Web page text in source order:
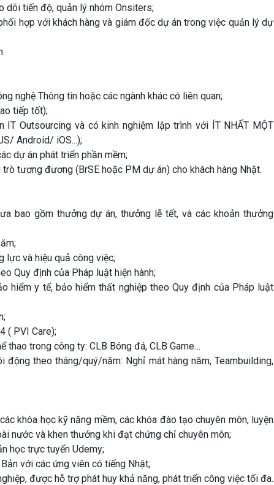
dõi tiến độ, quản lý nhóm Onsiters;
hợp với khách hàng và giám đốc dự án trong việc quản lý dự
nghệ Thông tin hoặc các ngành khác có liên quan;
tiếp tốt);
IT Outsourcing và có kinh nghiệm lập trình với ÍT NHẤT MỘT
Android/ iOS...);
dự án phát triển phần mềm;
tương đương (BrSE hoặc PM dự án) cho khách hàng Nhật.
bao gồm thưởng dự án, thưởng lễ tết, và các khoản thưởng
lực và hiệu quả công việc;
Quy định của Pháp luật hiện hành;
hiểm y tế, bảo hiểm thất nghiệp theo Quy định của Pháp luật
( PVI Care);
thao trong công ty: CLB Bóng đá, CLB Game…
theo tháng/quý/năm: Nghỉ mát hàng năm, Teambuilding,
khóa học kỹ năng mềm, các khóa đào tạo chuyên môn, luyện
nước và khen thưởng khi đạt chứng chỉ chuyên môn;
học trực tuyến Udemy;
với các ứng viên có tiếng Nhật;
được hỗ trợ phát huy khả năng, phát triển công việc tối đa.